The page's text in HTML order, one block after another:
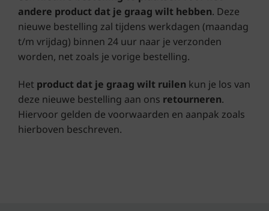
andere product dat je graag wilt hebben. Deze
nieuwe bestelling zal tijdens werkdagen (maandag
t/m vrijdag) binnen 24 uur naar je verzonden
worden, net zoals je vorige bestelling.
Het product dat je graag wilt ruilen kun je los van
deze nieuwe bestelling aan ons retourneren.
Hiervoor gelden de voorwaarden en aanpak zoals
hierboven beschreven.